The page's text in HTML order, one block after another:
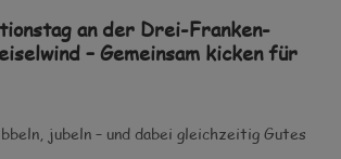
an der Drei-Franken-
– Gemeinsam kicken für
jubeln – und dabei gleichzeitig Gutes